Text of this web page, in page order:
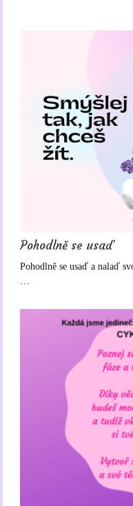
Pohodlně se usaď
Pohodlně se usaď a nalaď
…